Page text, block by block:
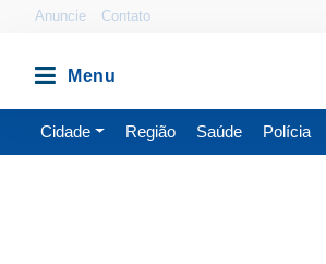
Anuncie Contato
Cidade Região Saúde Polícia